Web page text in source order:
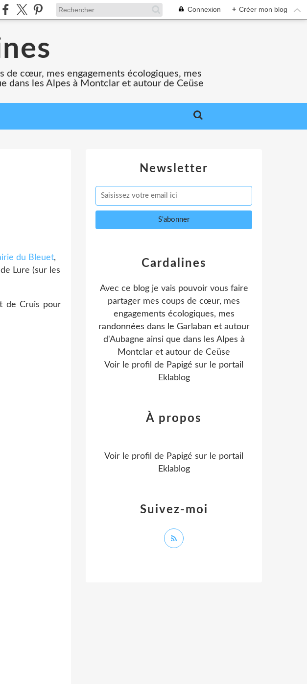
Connexion + Créer mon blog
de cœur, mes engagements écologiques, mes
dans les Alpes à Montclar et autour de Ceüse
du Bleuet,
Lure (sur les
de Cruis pour
Newsletter
Cardalines
Avec ce blog je vais pouvoir vous faire
partager mes coups de cœur, mes
engagements écologiques, mes
randonnées dans le Garlaban et autour
d'Aubagne ainsi que dans les Alpes à
Montclar et autour de Ceüse
Voir le profil de Papigé sur le portail
Eklablog
Suivez-moi
À propos
Voir le profil de Papigé sur le portail
Eklablog